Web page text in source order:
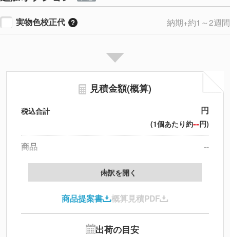
実物色校正代 納期+約1～2週間
見積金額(概算)
税込合計 円
(1個あたり約--円)
商品
--
製版代
印刷代
北海道・沖縄・離島 別途
内訳を開く
商品提案書 概算見積PDF
出荷の目安